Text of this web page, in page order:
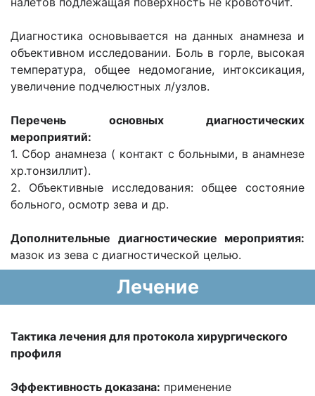
Диагностика основывается на данных анамнеза и
объективном исследовании. Боль в горле, высокая
температура, общее недомогание, интоксикация,
увеличение подчелюстных л/узлов.
Перечень основных диагностических
мероприятий:
1. Сбор анамнеза ( контакт с больными, в анамнезе
хр.тонзиллит).
2. Объективные исследования: общее состояние
больного, осмотр зева и др.
Дополнительные диагностические мероприятия:
мазок из зева с диагностической целью.
Лечение
Тактика лечения для протокола хирургического
профиля
Эффективность доказана: применение